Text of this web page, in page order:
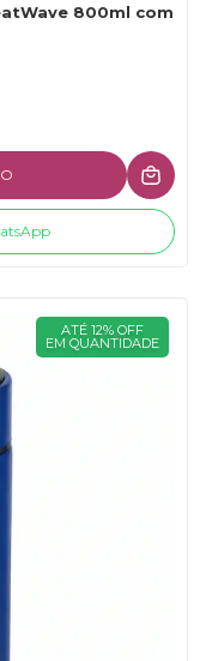
800ml com
ATÉ 12% OFF
EM QUANTIDADE